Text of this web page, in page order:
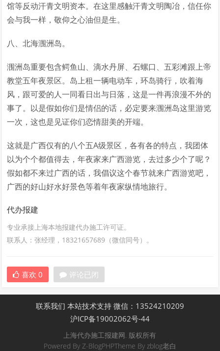
馆等反动汗青文明资本。在这里感触汗青文明陶冶，信任你
会与我一样，敬仰之心油但是生。
八、北海涠洲岛。
涠洲岛重要包含鳄鱼山、滴水丹屏、石螺口、五彩滩跟上帝
教堂五年夜景区。岛上租一辆电动车，环岛骑行，吹着海
风，跟可爱的人一同看日出与日落，这是一件再浪漫不外的
事了。以是假如你们是情侣的话，必定要来涠洲岛这里游览
一次，这也是见证你们恋情甜美的开端。
这就是广西仅有的八个五A级景区，各有各的特点，我团体
以为个个都值得去，年夜家来广西游览，去过多少个了呢？
假如都不来过广西的话，我倡议这个春节就来广西游览吧，
广西的好山好水好景色等着年夜家纵情地旅行。
代办报建
专业承接上海本地报建代办施工许可证。
联系人：张经理，18321657689（微信同号）。
喜欢 0 评论已闭
联系我们 本站技术支持 微信：13524210209
沪ICP备19002062号-44
上海代办施工报建网. 版权所有
Powered By Z-BlogPHPTheme By zblog老白